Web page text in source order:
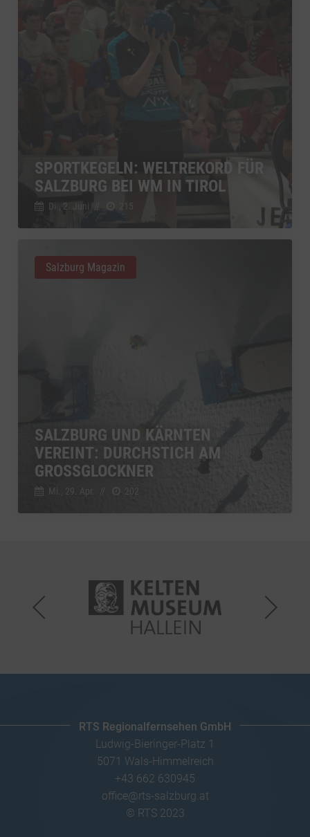
SPORTKEGELN: WELTREKORD FÜR
SALZBURG BEI WM IN TIROL
Di., 2. Juni 215
SALZBURG UND KÄRNTEN
VEREINT: DURCHSTICH AM
GROSSGLOCKNER
Mi., 29. Apr. 202
Salzburg Magazin
RTS Regionalfernsehen GmbH
Ludwig-Bieringer-Platz 1
5071 Wals-Himmelreich
+43 662 630945
office@rts-salzburg.at
© RTS 2023